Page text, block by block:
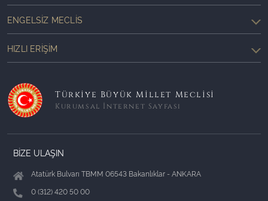
ENGELSIZ MECLIS
HIZLI ERIŞIM
Türkiye Büyük Millet Meclisi
Kurumsal İnternet Sayfası
BİZE ULAŞIN
Atatürk Bulvarı TBMM 06543 Bakanlıklar - ANKARA
0 (312) 420 50 00